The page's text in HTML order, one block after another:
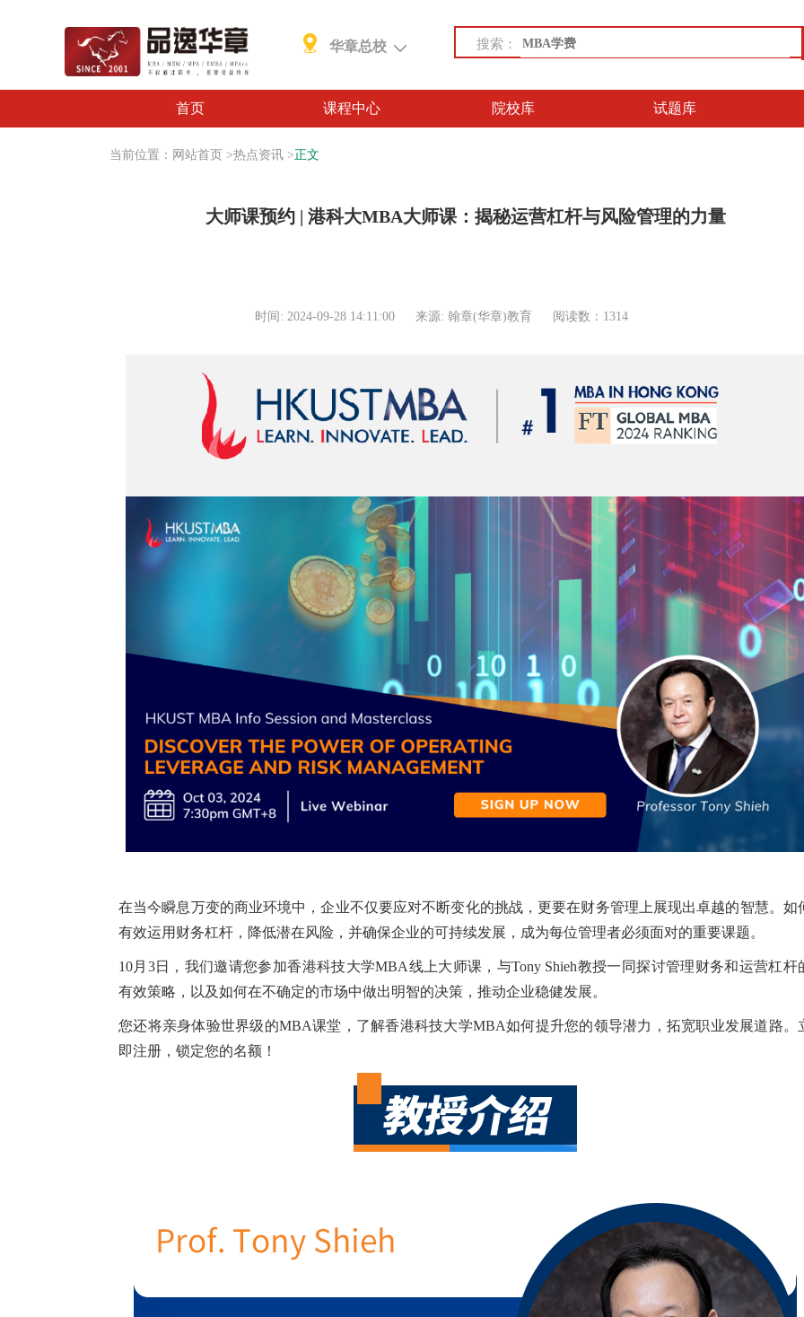
华章总校 搜索：
首页 课程中心 院校库 试题库
当前位置： 网站首页 >热点资讯 >正文
大师课预约 | 港科大MBA大师课：揭秘运营杠杆与风险管理的力量
时间: 2024-09-28 14:11:00 来源: 翰章(华章)教育 阅读数：1314
在当今瞬息万变的商业环境中，企业不仅要应对不断变化的挑战，更要在财务管理上展现出卓越的智慧。如
有效运用财务杠杆，降低潜在风险，并确保企业的可持续发展，成为每位管理者必须面对的重要课题。
10月3日，我们邀请您参加香港科技大学MBA线上大师课，与Tony Shieh教授一同探讨管理财务和运营杠杆
有效策略，以及如何在不确定的市场中做出明智的决策，推动企业稳健发展。
您还将亲身体验世界级的MBA课堂，了解香港科技大学MBA如何提升您的领导潜力，拓宽职业发展道路。
即注册，锁定您的名额！